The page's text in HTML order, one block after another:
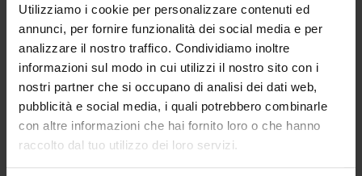
Utilizziamo i cookie per personalizzare contenuti ed
annunci, per fornire funzionalità dei social media e per
analizzare il nostro traffico. Condividiamo inoltre
informazioni sul modo in cui utilizzi il nostro sito con i
nostri partner che si occupano di analisi dei dati web,
pubblicità e social media, i quali potrebbero combinarle
con altre informazioni che hai fornito loro o che hanno
raccolto dal tuo utilizzo dei loro servizi.